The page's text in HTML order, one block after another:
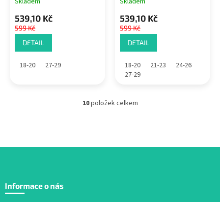
539,10 Kč
599 Kč
DETAIL
18-20 27-29
539,10 Kč
599 Kč
DETAIL
18-20 21-23
24-26
27-29
O
d
10položek celkem
p
Informace o nás